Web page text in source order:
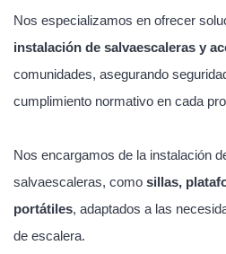
Nos especializamos en ofrecer
instalación de salvaescaleras y
comunidades, asegurando
cumplimiento normativo en cada
Nos encargamos de la instalación
salvaescaleras, como sillas,
portátiles, adaptados a las
de escalera.